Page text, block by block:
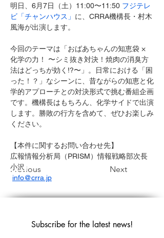
Previous Next
明日、6月7日（土）11:00〜11:50 フジテレ
ビ「チャンハウス」 に、CRRA機構長・村木
風海が出演します。
今回のテーマは「おばあちゃんの知恵袋 ×
化学の力！ 〜シミ抜き対決！焼肉の消臭方
法はどっちが効く!?〜」。日常における「困
った！？」なシーンに、昔ながらの知恵と化
学的アプローチとの対決形式で挑む番組企画
です。機構長はもちろん、化学サイドで出演
します。勝敗の行方を含めて、ぜひお楽しみ
ください。
【本件に関するお問い合わせ先】
広報情報分析局（PRISM）情報戦略部次長
小沢
info@crra.jp
Subscribe for the latest news!